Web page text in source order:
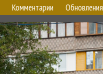
Комментарии Обновления